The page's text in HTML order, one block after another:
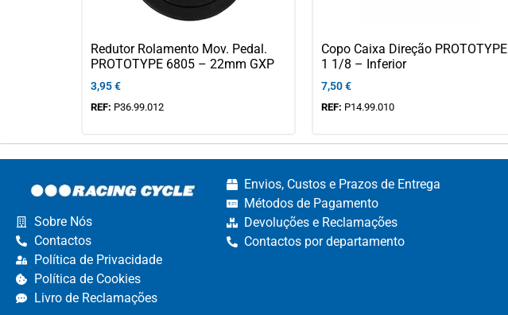
Redutor Rolamento Mov. Pedal.
PROTOTYPE 6805 – 22mm GXP
3,95€
REF: P36.99.012
Copo Caixa Direção PROTOTYPE
1 1/8 – Inferior
7,50€
REF: P14.99.010
Sobre Nós
Contactos
Política de Privacidade
Política de Cookies
Livro de Reclamações
Envios, Custos e Prazos de Entrega
Métodos de Pagamento​
Devoluções e Reclamações​
Contactos por departamento​